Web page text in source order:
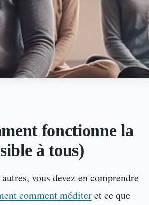
fonctionne la
à tous)
vous devez en comprendre
comment méditeret ce que